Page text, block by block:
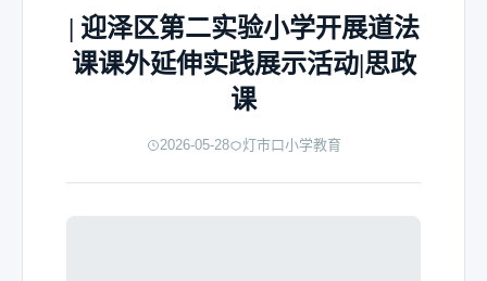
| 迎泽区第二实验小学开展道法
课课外延伸实践展示活动|思政
课
2026-05-28 灯市口小学教育